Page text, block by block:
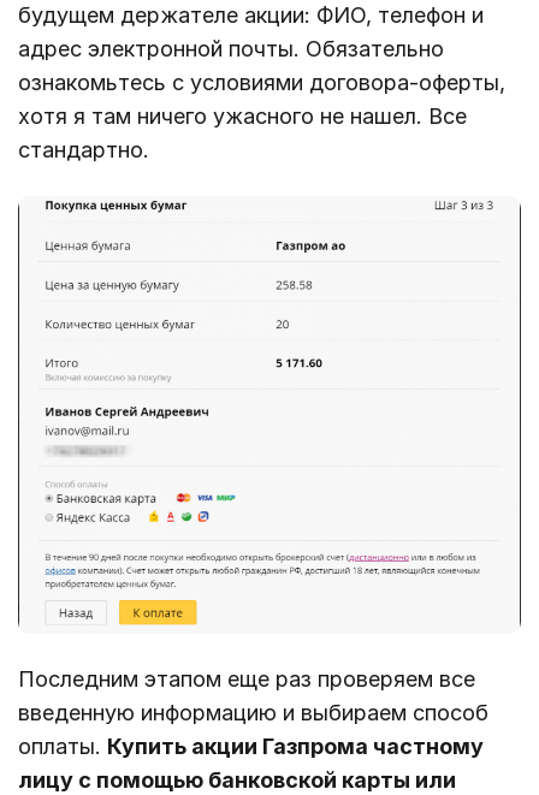
будущем держателе акции: ФИО, телефон и
адрес электронной почты. Обязательно
ознакомьтесь с условиями договора-оферты,
хотя я там ничего ужасного не нашел. Все
стандартно.
Последним этапом еще раз проверяем все
введенную информацию и выбираем способ
оплаты. Купить акции Газпрома частному
лицу с помощью банковской карты или